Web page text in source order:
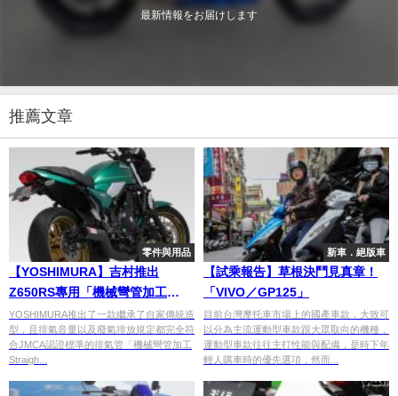
最新情報をお届けします
推薦文章
零件與用品
【YOSHIMURA】吉村推出
Z650RS專用「機械彎管加工
Straight Cyclone Duplex
Shooter全段排氣管」!
YOSHIMURA推出了一款繼承了自家傳統造
型，且排氣音量以及廢氣排放規定都完全符
合JMCA認證標準的排氣管「機械彎管加工
Straigh...
新車．絕版車
【試乘報告】草根決鬥見真章！
「VIVO／GP125」
目前台灣摩托車市場上的國產車款，大致可
以分為主流運動型車款跟大眾取向的機種，
運動型車款往往主打性能與配備，是時下年
輕人購車時的優先選項，然而...